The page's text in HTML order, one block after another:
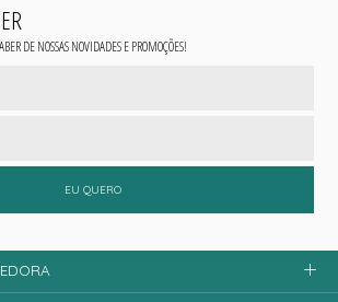
DE NOSSAS NOVIDADES E PROMOÇÕES!
EU QUERO